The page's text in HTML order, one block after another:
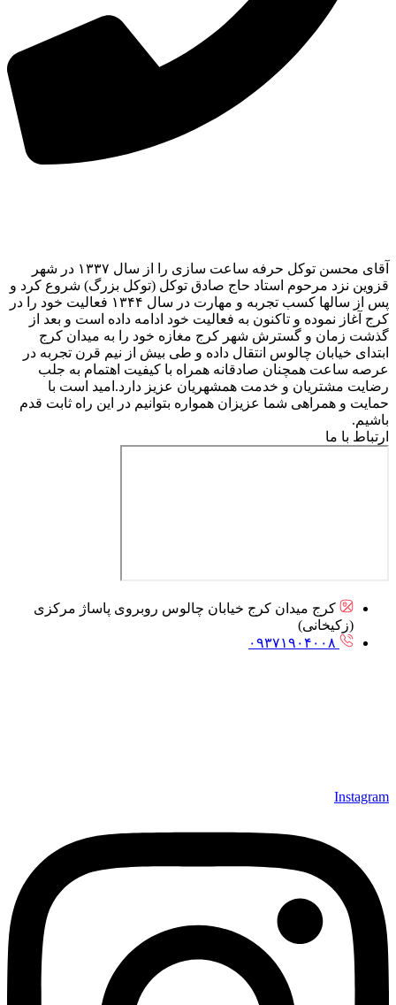
آقای محسن توکل حرفه ساعت سازی را از سال ۱۳۳۷ در شهر
قزوین نزد مرحوم استاد حاج صادق توکل (توکل بزرگ) شروع کرد و
پس از سالها کسب تجربه و مهارت در سال ۱۳۴۴ فعالیت خود را در
کرج آغاز نموده و تاکنون به فعالیت خود ادامه داده است و بعد از
گذشت زمان و گسترش شهر کرج مغازه خود را به میدان کرج
ابتدای خیابان چالوس انتقال داده و طی بیش از نیم قرن تجربه در
عرصه ساعت همچنان صادقانه همراه با کیفیت اهتمام به جلب
رضایت مشتریان و خدمت همشهریان عزیز دارد.امید است با
حمایت و همراهی شما عزیزان همواره بتوانیم در این راه ثابت قدم
باشیم.
ارتباط با ما
کرج میدان کرج خیابان چالوس روبروی پاساژ مرکزی
(زکیخانی)
۰۹۳۷۱۹۰۴۰۰۸
Instagram